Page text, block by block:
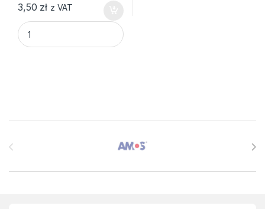
3,50 zł z VAT
Balon foliowy "Cyfra 1", srebrna, 35 cm quantity